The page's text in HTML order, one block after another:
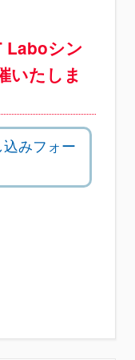
Laboシン
いたしま
みフォー